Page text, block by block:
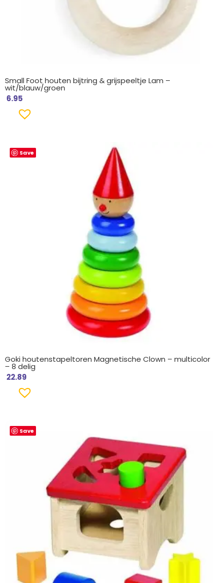
Small Foot houten bijtring & grijspeeltje Lam –
wit/blauw/groen
6.95
Save
Goki houtenstapeltoren Magnetische Clown – multicolor
– 8 delig
22.89
Save